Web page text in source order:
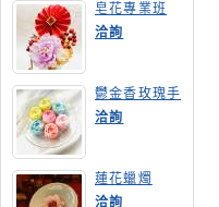
皂花專業班
洽詢
鬱金香玫瑰手
工皂(長高型)
洽詢
蓮花蠟燭
洽詢